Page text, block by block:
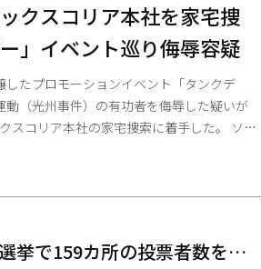
度が38度以上、または最高温度が39度以上
と予想される場合に発令
クスコリア本社を家宅捜
」イベント巡り侮辱容疑
したプロモーションイベント「タンクデ
動（光州事件）の有功者を侮辱した疑いが
コリア本社の家宅捜索に着手した。 ソウ
共犯罪捜査隊は同日午前8時50分ごろ、ソ
ックスコリア本社に捜査員約40人を送り、
挙で159カ所の投票者数を捏